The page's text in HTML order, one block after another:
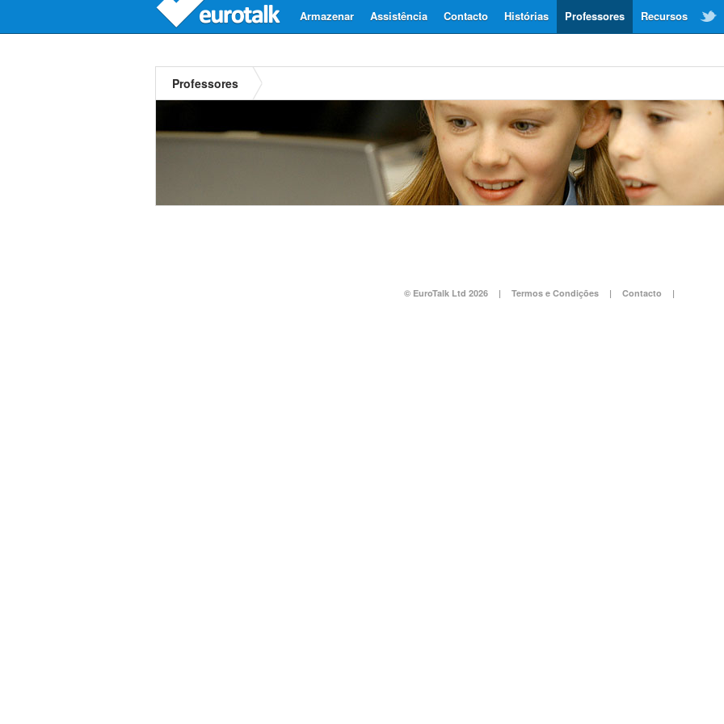
Recursos
Professores
Histórias
Contacto
Assistência
Armazenar
Professores
© EuroTalk Ltd 2026 | Termos e Condições | Contacto |